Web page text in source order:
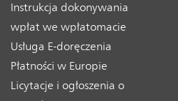
Instrukcja dokonywania
wpłat we wpłatomacie
Usługa E-doręczenia
Płatności w Europie
Licytacje i ogłoszenia o